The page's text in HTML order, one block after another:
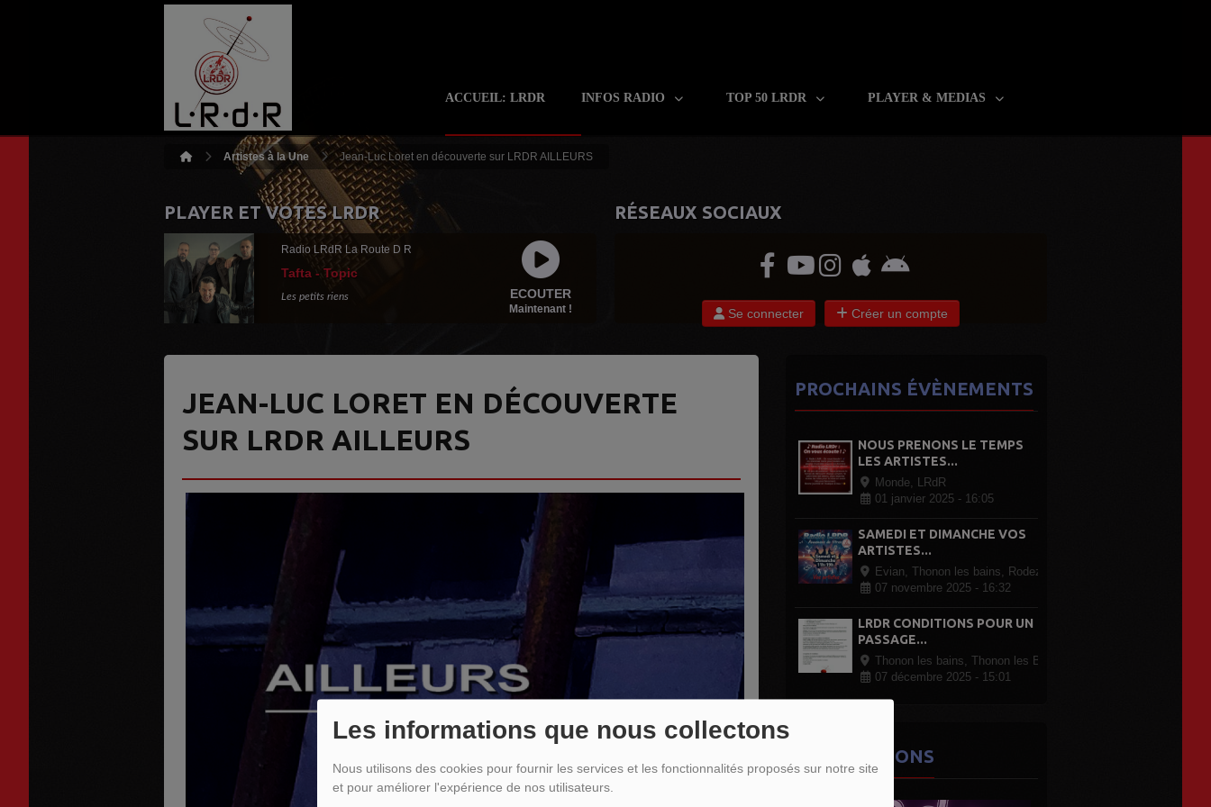
Les informations que nous collectons
Nous utilisons des cookies pour fournir les services et les fonctionnalités proposés sur notre site
et pour améliorer l'expérience de nos utilisateurs.
ACCUEIL: LRDR INFOS RADIO TOP 50 LRDR PLAYER & MEDIAS
Artistes à la Une Jean-Luc Loret en découverte sur LRDR AILLEURS
PLAYER ET VOTES LRDR
ECOUTER
Maintenant !
Radio LRdR La Route D R
Tafta - Topic
Les petits riens
RÉSEAUX SOCIAUX
Se connecter Créer un compte
JEAN-LUC LORET EN DÉCOUVERTE
SUR LRDR AILLEURS
PROCHAINS ÉVÈNEMENTS
NOUS PRENONS LE TEMPS
LES ARTISTES...
Monde, LRdR
01 janvier 2025 - 16:05
SAMEDI ET DIMANCHE VOS
ARTISTES...
Evian, Thonon les bains, Rodez Paris, partout en France
07 novembre 2025 - 16:32
LRDR CONDITIONS POUR UN
PASSAGE...
Thonon les bains, Thonon les Bains
07 décembre 2025 - 15:01
LES ÉMISSIONS